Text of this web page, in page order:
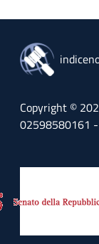
Copyright ©
02598580161